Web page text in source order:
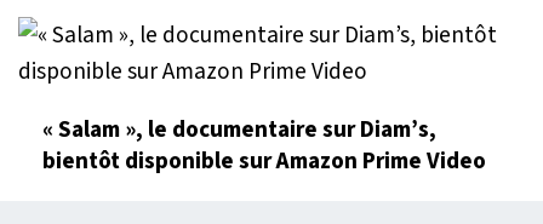
« Salam », le documentaire sur Diam’s,
bientôt disponible sur Amazon Prime Video